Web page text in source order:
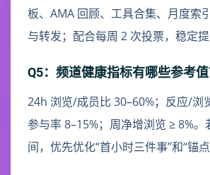
板、AMA 回顾、工具合集、月度索
与转发；配合每周 2 次投票，稳定提
Q5：频道健康指标有哪些参考值
24h 浏览/成员比 30–60%；反应/浏
参与率 8–15%；周净增浏览 ≥ 8%。
间，优先优化“首小时三件事”和“锚点